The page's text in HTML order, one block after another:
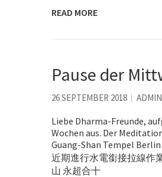
READ MORE
Pause der
26 SEPTEMBER 2018 ADMIN
Liebe Dharma-Freunde,
Wochen aus. Der
Guang-Shan Tempel
近期進行水電銜接拉線作
山 永超合十